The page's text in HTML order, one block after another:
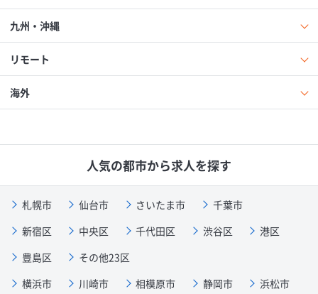
九州・沖縄
リモート
海外
人気の都市から求人を探す
札幌市 仙台市 さいたま市
千葉市
新宿区
中央区 千代田区 渋谷区
港区
豊島区
その他23区
横浜市
川崎市 相模原市 静岡市
浜松市